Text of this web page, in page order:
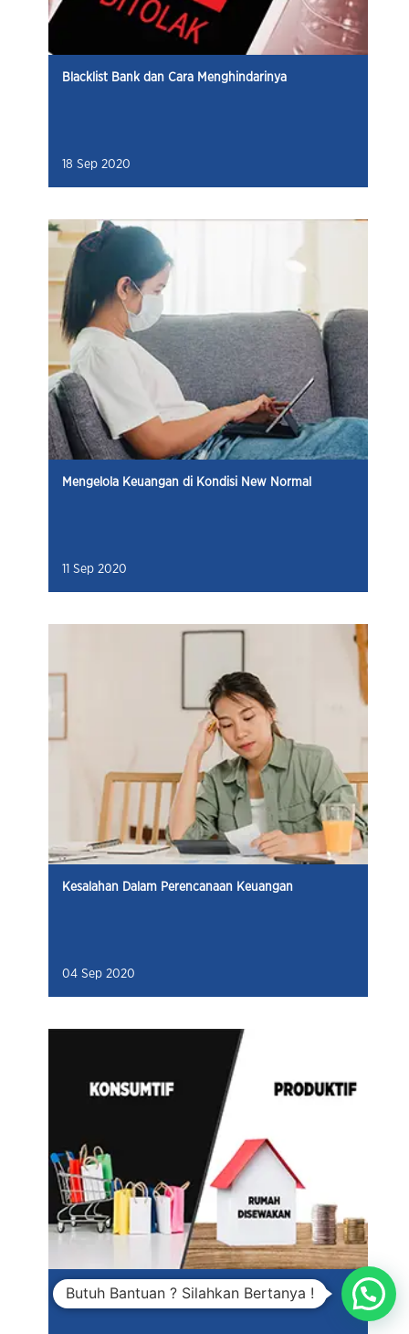
Blacklist Bank dan Cara Menghindarinya
18 Sep 2020
Mengelola Keuangan di Kondisi New Normal
11 Sep 2020
Kesalahan Dalam Perencanaan Keuangan
04 Sep 2020
Utang Konsumtif dan Produktif
Butuh Bantuan ? Silahkan Bertanya !